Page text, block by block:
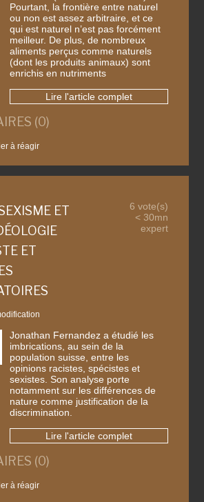
Pourtant, la frontière entre naturel
ou non est assez arbitraire, et ce
qui est naturel n’est pas forcément
meilleur. De plus, de nombreux
aliments perçus comme naturels
(dont les produits animaux) sont
enrichis en nutriments
Lire l'article complet
(0)
à réagir
ET
ET
6 vote(s)
< 30mn
expert
Jonathan Fernandez a étudié les
imbrications, au sein de la
population suisse, entre les
opinions racistes, spécistes et
sexistes. Son analyse porte
notamment sur les différences de
nature comme justification de la
discrimination.
Lire l'article complet
(0)
à réagir